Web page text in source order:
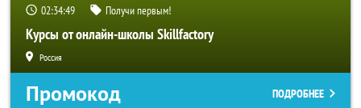
02:34:47 Получи первым!
Курсы от онлайн-школы Skillfactory
Россия
Промокод ПОДРОБНЕЕ